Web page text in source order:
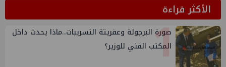
الأكثر قراءة1
صورة البرجولة وعفريتة التسريبات..ماذا يحدث داخل
المكتب الفني للوزير؟